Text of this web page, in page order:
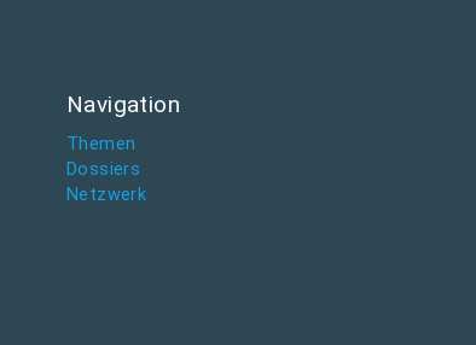
Navigation
Themen
Dossiers
Netzwerk